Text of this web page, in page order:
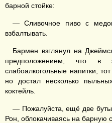
барной стойке:
— Сливочное пиво с
взбалтывать.
Бармен взглянул на
предположением, что в
слабоалкогольные напитки,
но достал несколько
коктейль.
— Пожалуйста, ещё две
Рон, облокачиваясь на барную